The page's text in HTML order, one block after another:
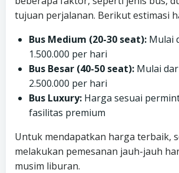
tujuan perjalanan. Berikut estimasi
Bus Medium (20-30 seat): Mulai
1.500.000 per hari
Bus Besar (40-50 seat): Mulai
2.500.000 per hari
Bus Luxury: Harga sesuai
fasilitas premium
Untuk mendapatkan harga terbaik,
melakukan pemesanan jauh-jauh
musim liburan.